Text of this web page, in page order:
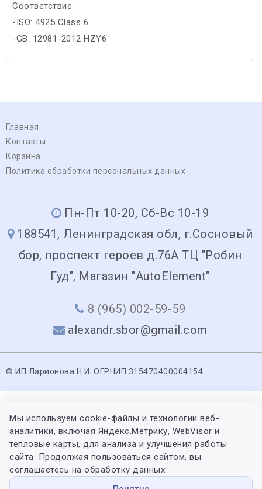
Соответствие:
-ISO: 4925 Class 6
-GB: 12981-2012 HZY6
Главная
Контакты
Корзина
Политика обработки персональных данных
Пн-Пт 10-20, Сб-Вс 10-19
188541, Ленинградская обл, г.Сосновый
бор, проспект героев д.76А ТЦ "Робин
Гуд", Магазин "AutoElement"
8 (965) 002-59-59
alexandr.sbor@gmail.com
© ИП Ларионова Н.И. ОГРНИП 315470400004154
Мы используем cookie-файлы и технологии веб-
аналитики, включая Яндекс.Метрику, WebVisor и
тепловые карты, для анализа и улучшения работы
сайта. Продолжая пользоваться сайтом, вы
соглашаетесь на обработку данных.